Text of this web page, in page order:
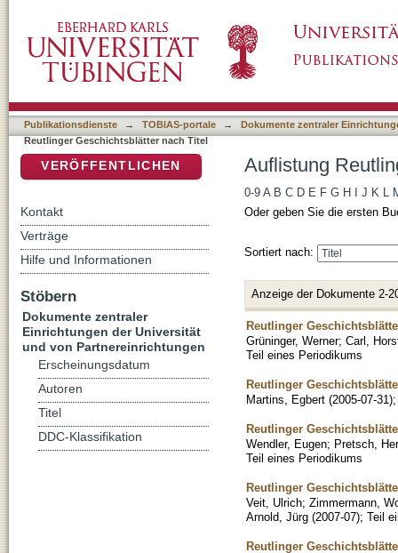
Publikationsdienste → TOBIAS-portale →
Dokumente zentraler
Reutlinger Geschichtsblätter nach Titel
Auflistung
0-9 A B C D E F G H J K L
Oder geben Sie die ersten
Sortiert nach:
Anzeige der Dokumente 2-
Reutlinger
Grüninger, Werner; Carl,
Teil eines Periodikums
Reutlinger
Martins, Egbert (2005-07-31)
Reutlinger
Wendler, Eugen; Pretsch,
Teil eines Periodikums
Reutlinger
Veit, Ulrich; Zimmermann,
Arnold, Jürg (2007-07); Teil
Reutlinger
VERÖFFENTLICHEN
Kontakt
Verträge
Hilfe und Informationen
Stöbern
Dokumente zentraler
Einrichtungen der Universität
und von Partnereinrichtungen
Erscheinungsdatum
Autoren
Titel
DDC-Klassifikation